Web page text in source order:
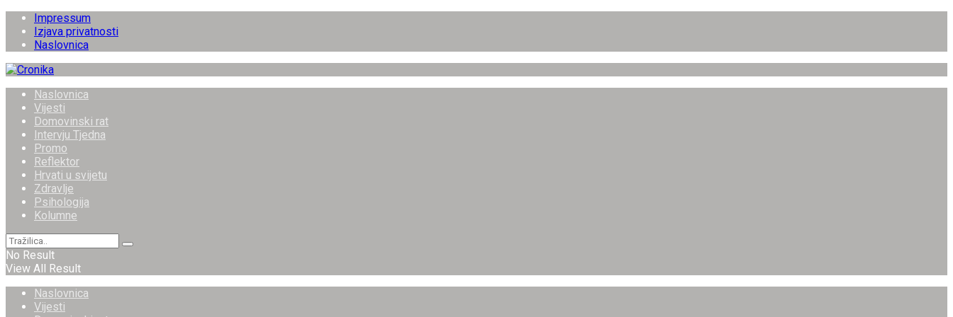
Impressum
Izjava privatnosti
Naslovnica
Naslovnica
Vijesti
Domovinski rat
Intervju Tjedna
Promo
Reflektor
Hrvati u svijetu
Zdravlje
Psihologija
Kolumne
No Result
View All Result
Naslovnica
Vijesti